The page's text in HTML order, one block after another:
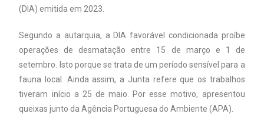
(DIA) emitida em 2023.
Segundo a autarquia, a DIA favorável condicionada proíbe
operações de desmatação entre 15 de março e 1 de
setembro. Isto porque se trata de um período sensível para a
fauna local. Ainda assim, a Junta refere que os trabalhos
tiveram início a 25 de maio. Por esse motivo, apresentou
queixas junto da Agência Portuguesa do Ambiente (APA).